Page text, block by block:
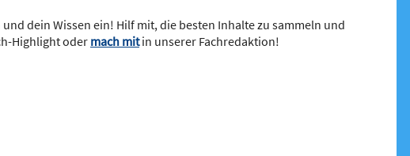
dein Wissen ein! Hilf mit, die besten Inhalte zu sammeln und
Highlight oder mach mitin unserer Fachredaktion!